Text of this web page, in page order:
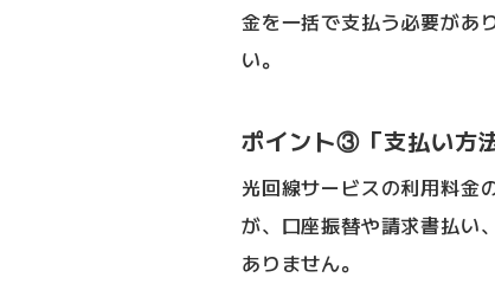
金を一括で支払う必要があ
い。
ポイント③「支払い方
光回線サービスの利用料金
が、口座振替や請求書払い
ありません。